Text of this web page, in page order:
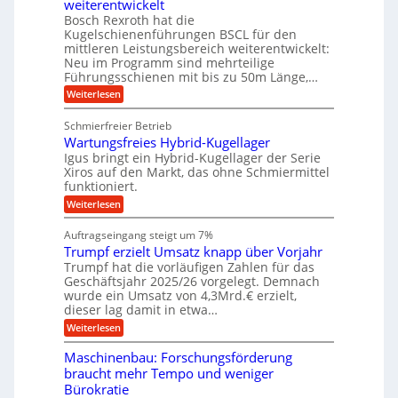
m
g
e
b
u
n
g
e
n
n
i
s
e
H
u
b
b
e
w
e
g
u
n
g
e
n
u
t
o
m
o
t
i
v
e
n
d
M
a
s
c
h
i
e
n
b
a
u
a
l
e
r
W
e
r
k
z
e
u
g
k
r
e
i
s
a
u
f
weiterentwickelt
Bosch Rexroth hat die
Kugelschienenführungen BSCL für den
mittleren Leistungsbereich weiterentwickelt:
Neu im Programm sind mehrteilige
Führungsschienen mit bis zu 50m Länge,…
Weiterlesen:
K
g
e
l
s
c
h
i
e
e
n
f
ü
h
r
u
n
g
e
n
B
S
Schmierfreier Betrieb
Wartungsfreies Hybrid-Kugellager
Igus bringt ein Hybrid-Kugellager der Serie
Xiros auf den Markt, das ohne Schmiermittel
funktioniert.
Weiterlesen:
W
r
t
u
n
g
s
f
r
e
e
s
H
Auftragseingang steigt um 7%
Trumpf erzielt Umsatz knapp über Vorjahr
Trumpf hat die vorläufigen Zahlen für das
Geschäftsjahr 2025/26 vorgelegt. Demnach
wurde ein Umsatz von 4,3Mrd.€ erzielt,
dieser lag damit in etwa…
Weiterlesen:
T
u
m
p
Maschinenbau: Forschungsförderung
braucht mehr Tempo und weniger
Bürokratie